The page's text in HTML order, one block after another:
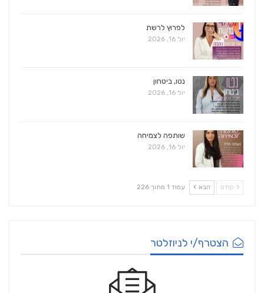
לפרוץ לרשת
יול 16, 2026
נטו, ביטחון
יול 16, 2026
שותפה לצמיחה
יול 16, 2026
קודם הבא עמוד 1 מתוך 226
הצטרף/י לניוזלטר